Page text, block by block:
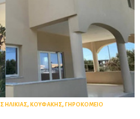
ΗΛΙΚΙΑΣ, ΚΟΥΦΑΚΗΣ, ΓΗΡΟΚΟΜΕΙΟ